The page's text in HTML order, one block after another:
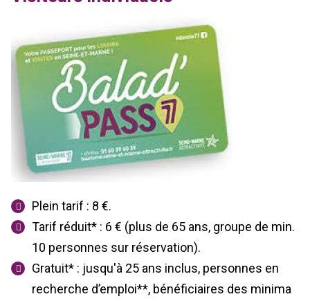
Plein tarif : 8 €.
Tarif réduit* : 6 € (plus de 65 ans, groupe de min.
10 personnes sur réservation).
Gratuit* : jusqu'à 25 ans inclus, personnes en
recherche d’emploi**, bénéficiaires des minima